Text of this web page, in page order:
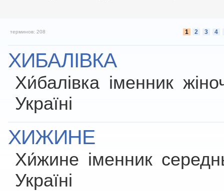
терминов: 208 1 2 3 4
ХИБАЛІВКА
Хи́балівка іменник
Україні
ХИЖИНЕ
Хи́жине іменник
Україні